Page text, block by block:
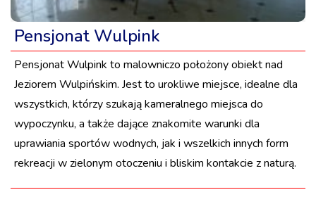
Pensjonat Wulpink
Pensjonat Wulpink to malowniczo położony obiekt nad
Jeziorem Wulpińskim. Jest to urokliwe miejsce, idealne dla
wszystkich, którzy szukają kameralnego miejsca do
wypoczynku, a także dające znakomite warunki dla
uprawiania sportów wodnych, jak i wszelkich innych form
rekreacji w zielonym otoczeniu i bliskim kontakcie z naturą.